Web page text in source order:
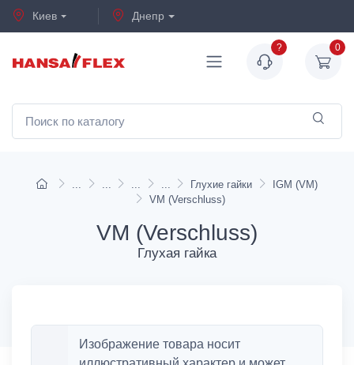
Киев Днепр
? 0
Глухие гайки
IGM (VM)
VM (Verschluss)
VM (Verschluss)
Глухая гайка
Изображение товара носит